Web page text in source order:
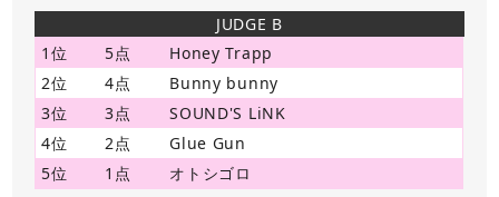
JUDGE B
1位
5点
Honey Trapp
2位
4点
Bunny bunny
3位
3点
SOUND'S LiNK
4位
2点
Glue Gun
5位
1点 オトシゴロ